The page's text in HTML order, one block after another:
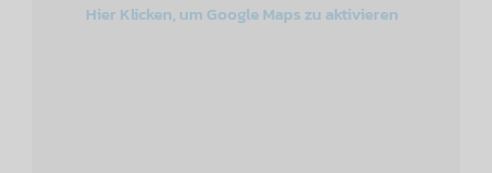
Hier Klicken, um Google Maps zu aktivieren